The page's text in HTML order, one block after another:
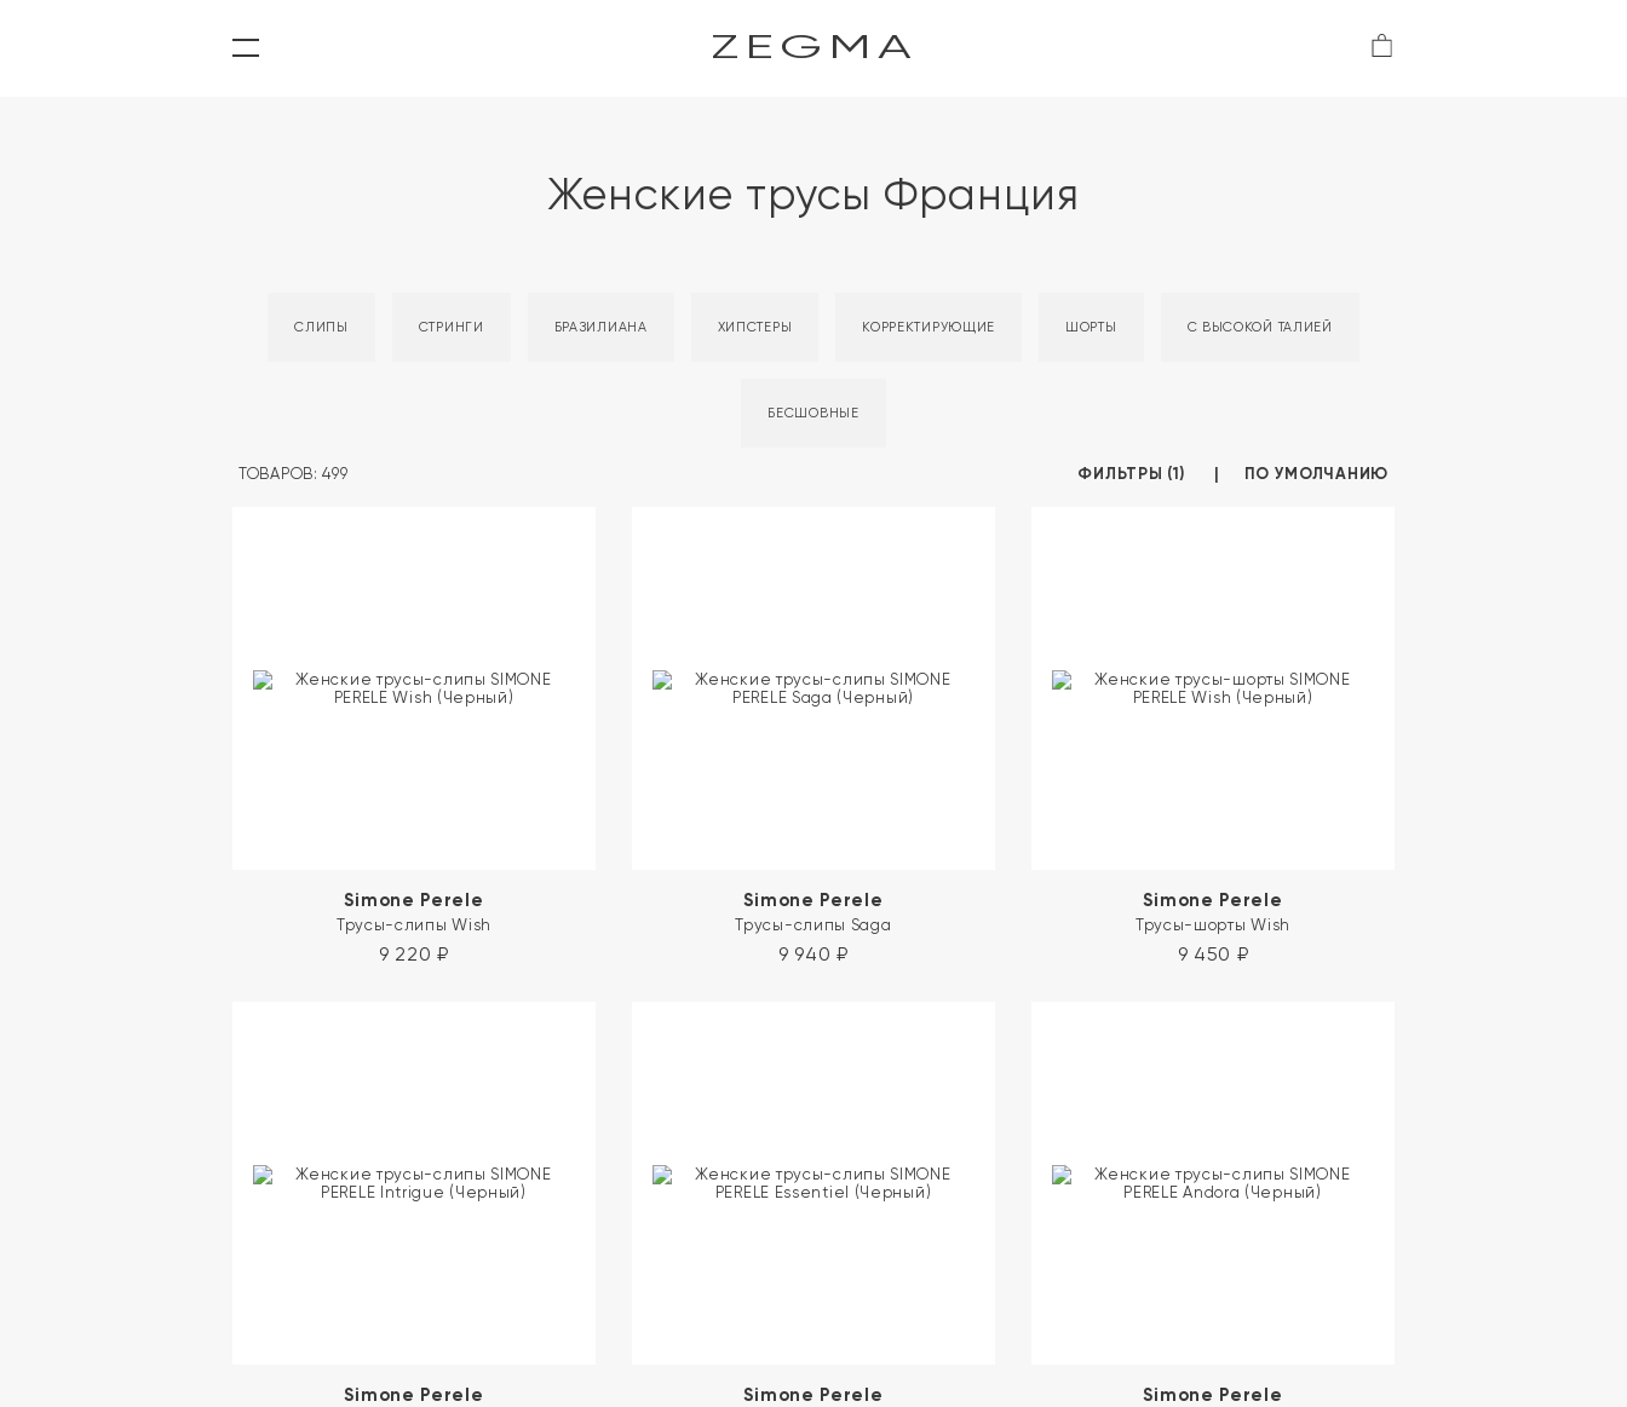
ZEGMA
Женские трусы Франция
СЛИПЫ СТРИНГИ БРАЗИЛИАНА ХИПСТЕРЫ КОРРЕКТИРУЮЩИЕ ШОРТЫ С ВЫСОКОЙ ТАЛИЕЙ
БЕСШОВНЫЕ
ФИЛЬТРЫ (1) ПО УМОЛЧАНИЮ
Simone Perele
Трусы-слипы Wish
9 220 ₽
Simone Perele
Трусы-слипы Saga
9 940 ₽
Simone Perele
Трусы-шорты Wish
9 450 ₽
Simone Perele Simone Perele Simone Perele
ТОВАРОВ: 499